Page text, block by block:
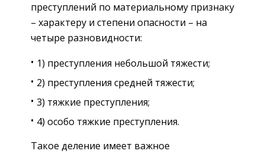
преступлений по материальному признаку
– характеру и степени опасности – на
четыре разновидности:
1) преступления небольшой тяжести;
2) преступления средней тяжести;
3) тяжкие преступления;
4) особо тяжкие преступления.
Такое деление имеет важное